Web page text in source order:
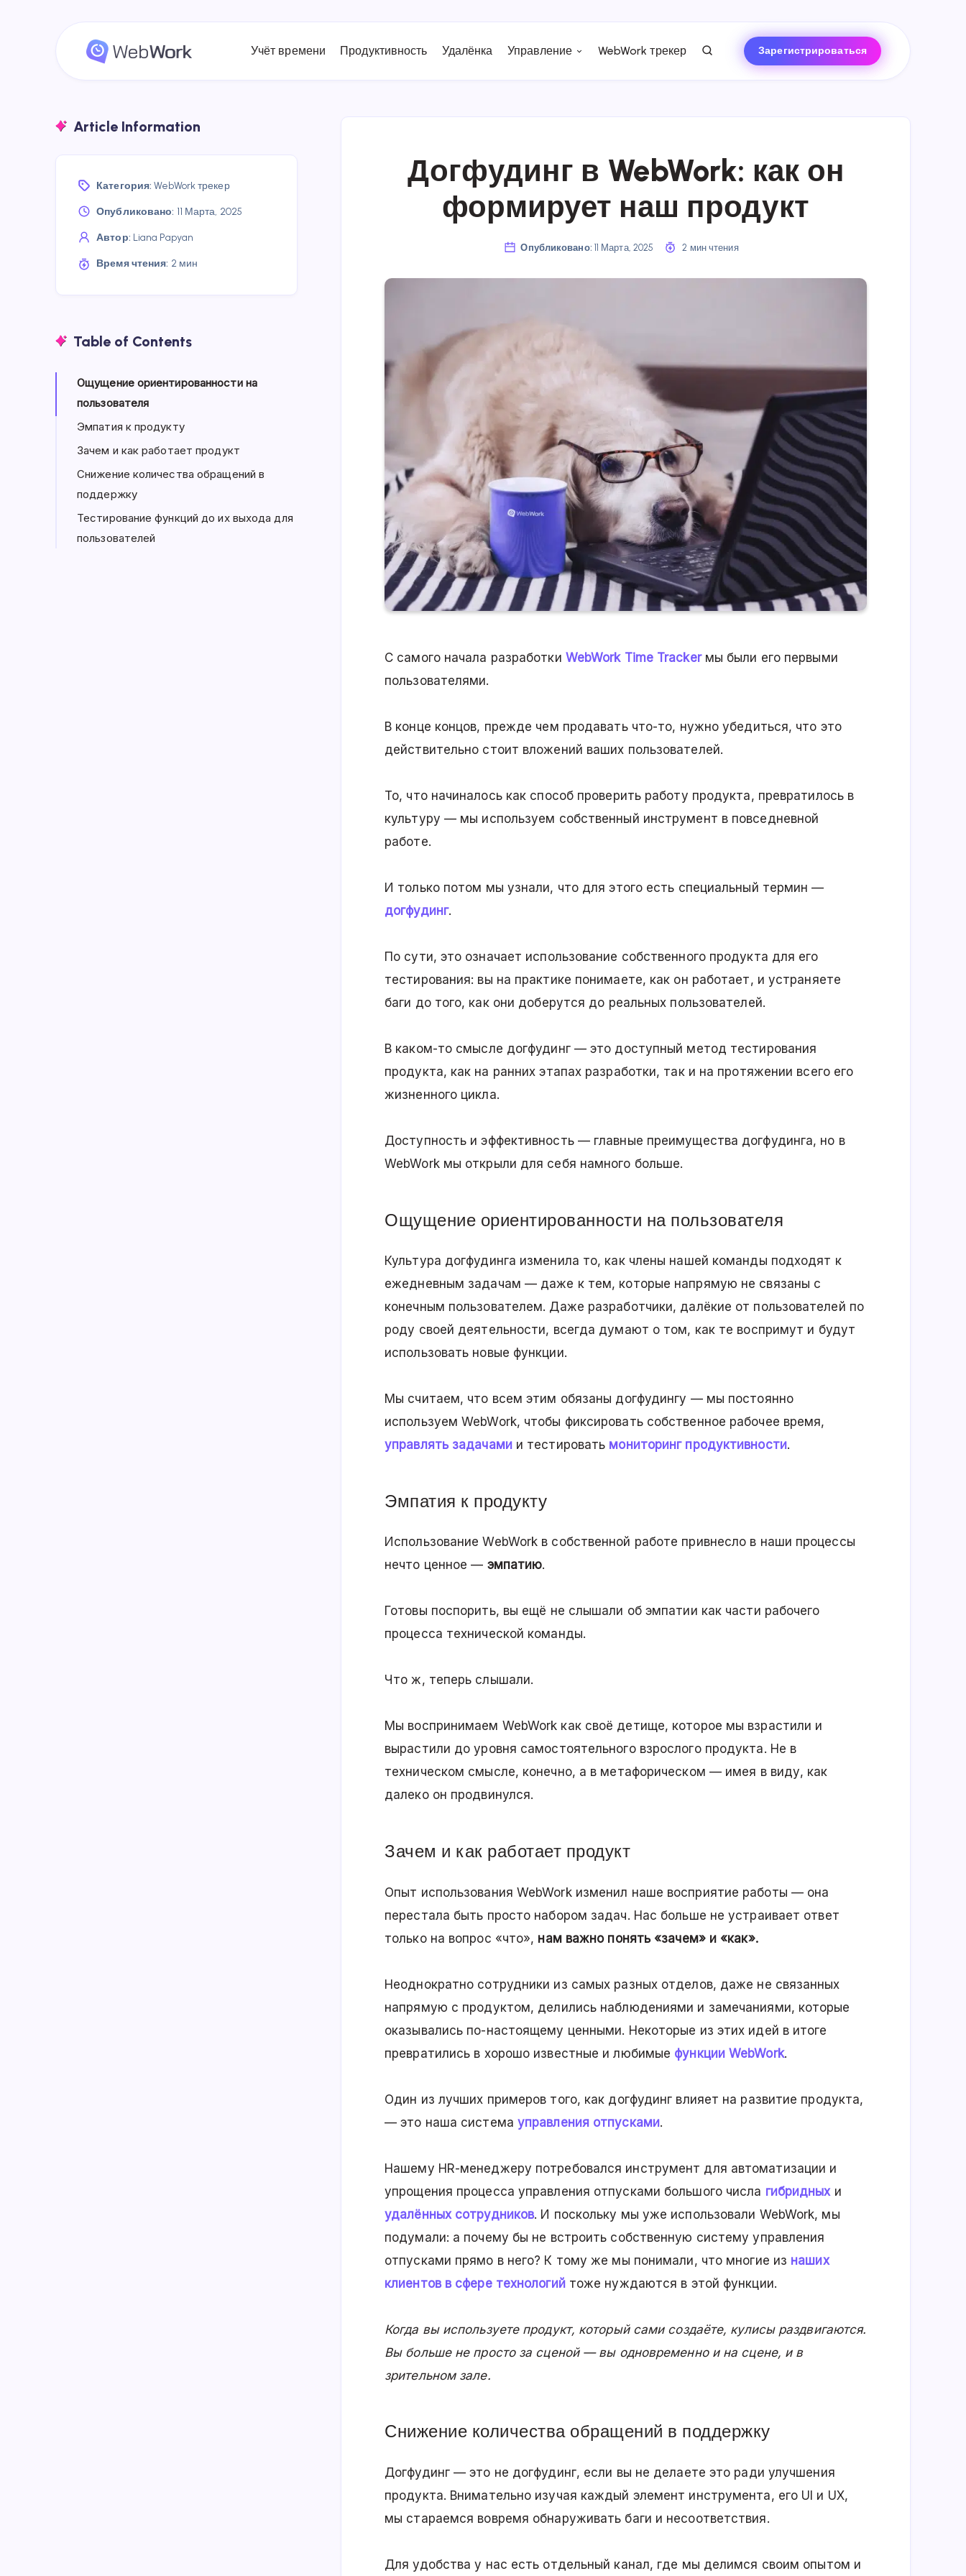
Учёт времени Продуктивность Удалёнка Управление WebWork трекер Зарегистрироваться
Догфудинг в WebWork: как он
формирует наш продукт
Опубликовано: 11 Марта, 2025 2 мин чтения
С самого начала разработки WebWork Time Trackerмы были его первыми
пользователями.
В конце концов, прежде чем продавать что-то, нужно убедиться, что это
действительно стоит вложений ваших пользователей.
То, что начиналось как способ проверить работу продукта, превратилось в
культуру — мы используем собственный инструмент в повседневной
работе.
И только потом мы узнали, что для этого есть специальный термин —
догфудинг.
По сути, это означает использование собственного продукта для его
тестирования: вы на практике понимаете, как он работает, и устраняете
баги до того, как они доберутся до реальных пользователей.
В каком-то смысле догфудинг — это доступный метод тестирования
продукта, как на ранних этапах разработки, так и на протяжении всего его
жизненного цикла.
Доступность и эффективность — главные преимущества догфудинга, но в
WebWork мы открыли для себя намного больше.
Ощущение ориентированности на пользователя
Культура догфудинга изменила то, как члены нашей команды подходят к
ежедневным задачам — даже к тем, которые напрямую не связаны с
конечным пользователем. Даже разработчики, далёкие от пользователей по
роду своей деятельности, всегда думают о том, как те воспримут и будут
использовать новые функции.
Мы считаем, что всем этим обязаны догфудингу — мы постоянно
используем WebWork, чтобы фиксировать собственное рабочее время,
управлять задачамии тестировать мониторинг продуктивности.
Эмпатия к продукту
Использование WebWork в собственной работе привнесло в наши процессы
нечто ценное — эмпатию.
Готовы поспорить, вы ещё не слышали об эмпатии как части рабочего
процесса технической команды.
Что ж, теперь слышали.
Мы воспринимаем WebWork как своё детище, которое мы взрастили и
вырастили до уровня самостоятельного взрослого продукта. Не в
техническом смысле, конечно, а в метафорическом — имея в виду, как
далеко он продвинулся.
Зачем и как работает продукт
Опыт использования WebWork изменил наше восприятие работы — она
перестала быть просто набором задач. Нас больше не устраивает ответ
только на вопрос «что», нам важно понять «зачем» и «как».
Неоднократно сотрудники из самых разных отделов, даже не связанных
напрямую с продуктом, делились наблюдениями и замечаниями, которые
оказывались по-настоящему ценными. Некоторые из этих идей в итоге
превратились в хорошо известные и любимые функции WebWork.
Один из лучших примеров того, как догфудинг влияет на развитие продукта,
— это наша система управления отпусками.
Нашему HR-менеджеру потребовался инструмент для автоматизации и
упрощения процесса управления отпусками большого числа гибридныхи
удалённых сотрудников. И поскольку мы уже использовали WebWork, мы
подумали: а почему бы не встроить собственную систему управления
отпусками прямо в него? К тому же мы понимали, что многие из наших
клиентов в сфере технологийтоже нуждаются в этой функции.
Когда вы используете продукт, который сами создаёте, кулисы раздвигаются.
Вы больше не просто за сценой — вы одновременно и на сцене, и в
зрительном зале.
Снижение количества обращений в поддержку
Догфудинг — это не догфудинг, если вы не делаете это ради улучшения
продукта. Внимательно изучая каждый элемент инструмента, его UI и UX,
мы стараемся вовремя обнаруживать баги и несоответствия.
Для удобства у нас есть отдельный канал, где мы делимся своим опытом и
Article Information
Категория: WebWork трекер
Опубликовано: 11 Марта, 2025
Автор: Liana Papyan
Время чтения: 2 мин
Table of Contents
Ощущение ориентированности на
пользователя
Эмпатия к продукту
Зачем и как работает продукт
Снижение количества обращений в
поддержку
Тестирование функций до их выхода для
пользователей